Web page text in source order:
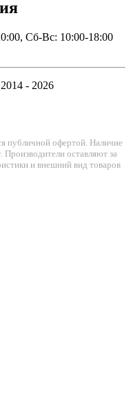
Сб-Вс: 10:00-18:00
- 2026
публичной офертой. Наличие
Производители оставляют за
и внешний вид товаров